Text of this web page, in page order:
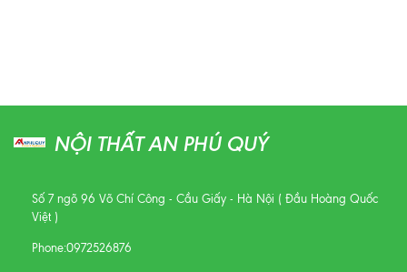
NỘI THẤT AN PHÚ QUÝ
Số 7 ngõ 96 Võ Chí Công - Cầu Giấy - Hà Nội ( Đầu Hoàng Quốc
Việt )
Phone:0972526876